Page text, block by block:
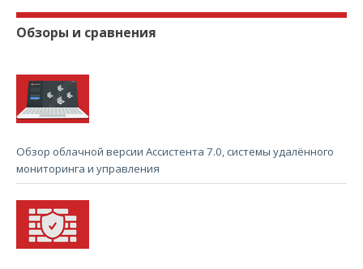
Обзоры и сравнения
Обзор облачной версии Ассистента 7.0, системы удалённого
мониторинга и управления